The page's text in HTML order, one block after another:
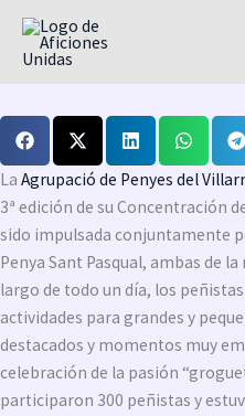
contenido
La 3ª Concentración de Peñas
groguets
La Agrupació de Penyes del
3ª edición de su Concentración
sido impulsada conjuntamente
Penya Sant Pasqual, ambas de
largo de todo un día, los
actividades para grandes y
destacados y momentos muy
celebración de la pasión
participaron 300 peñistas y